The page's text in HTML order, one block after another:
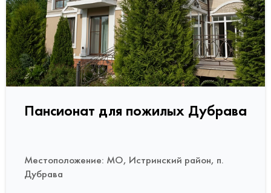
Пансионат для пожилых Дубрава
Местоположение: МО, Истринский район, п.
Дубрава